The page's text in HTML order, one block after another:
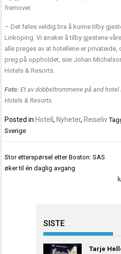
fremover.
– Det føles veldig bra å kunne tilby
Linköping. Vi ønsker å tilby gjestene
alle preges av at hotellene er
preg på oppholdet, sier Johan
Hotels & Resorts.
Foto: Et av dobbeltrommene på and
Hotels & Resorts.
Posted in Hotell, Nyheter, Reiseliv
Sverige
Innleggsnavigasjon
Stor etterspørsel etter Boston: SAS
øker til én daglig avgang
SISTE
Tarje